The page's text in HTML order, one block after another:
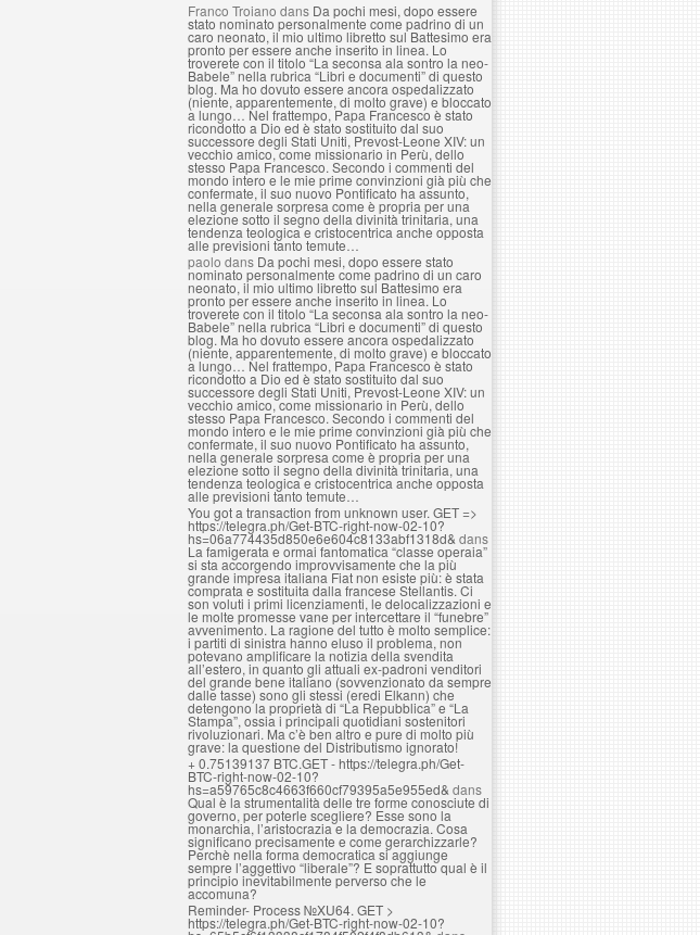
Franco Troiano dans Da pochi mesi, dopo essere
stato nominato personalmente come padrino di un
caro neonato, il mio ultimo libretto sul Battesimo era
pronto per essere anche inserito in linea. Lo
troverete con il titolo “La seconsa ala sontro la neo-
Babele” nella rubrica “Libri e documenti” di questo
blog. Ma ho dovuto essere ancora ospedalizzato
(niente, apparentemente, di molto grave) e bloccato
a lungo… Nel frattempo, Papa Francesco è stato
ricondotto a Dio ed è stato sostituito dal suo
successore degli Stati Uniti, Prevost-Leone XIV: un
vecchio amico, come missionario in Perù, dello
stesso Papa Francesco. Secondo i commenti del
mondo intero e le mie prime convinzioni già più che
confermate, il suo nuovo Pontificato ha assunto,
nella generale sorpresa come è propria per una
elezione sotto il segno della divinità trinitaria, una
tendenza teologica e cristocentrica anche opposta
alle previsioni tanto temute…
paolo dans Da pochi mesi, dopo essere stato
nominato personalmente come padrino di un caro
neonato, il mio ultimo libretto sul Battesimo era
pronto per essere anche inserito in linea. Lo
troverete con il titolo “La seconsa ala sontro la neo-
Babele” nella rubrica “Libri e documenti” di questo
blog. Ma ho dovuto essere ancora ospedalizzato
(niente, apparentemente, di molto grave) e bloccato
a lungo… Nel frattempo, Papa Francesco è stato
ricondotto a Dio ed è stato sostituito dal suo
successore degli Stati Uniti, Prevost-Leone XIV: un
vecchio amico, come missionario in Perù, dello
stesso Papa Francesco. Secondo i commenti del
mondo intero e le mie prime convinzioni già più che
confermate, il suo nuovo Pontificato ha assunto,
nella generale sorpresa come è propria per una
elezione sotto il segno della divinità trinitaria, una
tendenza teologica e cristocentrica anche opposta
alle previsioni tanto temute…
You got a transaction from unknown user. GЕТ =>
https://telegra.ph/Get-BTC-right-now-02-10?
hs=06a774435d850e6e604c8133abf1318d& dans
La famigerata e ormai fantomatica “classe operaia”
si sta accorgendo improvvisamente che la più
grande impresa italiana Fiat non esiste più: è stata
comprata e sostituita dalla francese Stellantis. Ci
son voluti i primi licenziamenti, le delocalizzazioni e
le molte promesse vane per intercettare il “funebre”
avvenimento. La ragione del tutto è molto semplice:
i partiti di sinistra hanno eluso il problema, non
potevano amplificare la notizia della svendita
all’estero, in quanto gli attuali ex-padroni venditori
del grande bene italiano (sovvenzionato da sempre
dalle tasse) sono gli stessi (eredi Elkann) che
detengono la proprietà di “La Repubblica” e “La
Stampa”, ossia i principali quotidiani sostenitori
rivoluzionari. Ma c’è ben altro e pure di molto più
grave: la questione del Distributismo ignorato!
+ 0.75139137 BTC.GET - https://telegra.ph/Get-
BTC-right-now-02-10?
hs=a59765c8c4663f660cf79395a5e955ed& dans
Qual è la strumentalità delle tre forme conosciute di
governo, per poterle scegliere? Esse sono la
monarchia, l’aristocrazia e la democrazia. Cosa
significano precisamente e come gerarchizzarle?
Perchè nella forma democratica si aggiunge
sempre l’aggettivo “liberale”? E soprattutto qual è il
principio inevitabilmente perverso che le
accomuna?
Reminder- Process №XU64. GET >
https://telegra.ph/Get-BTC-right-now-02-10?